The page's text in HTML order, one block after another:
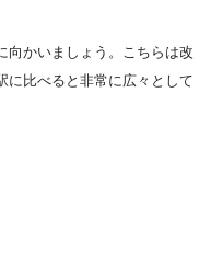
向かいましょう。こちらは改
に比べると非常に広々として